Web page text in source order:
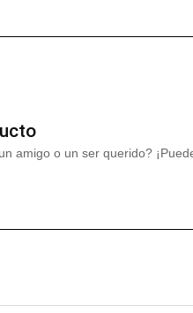
amigo o un ser querido?